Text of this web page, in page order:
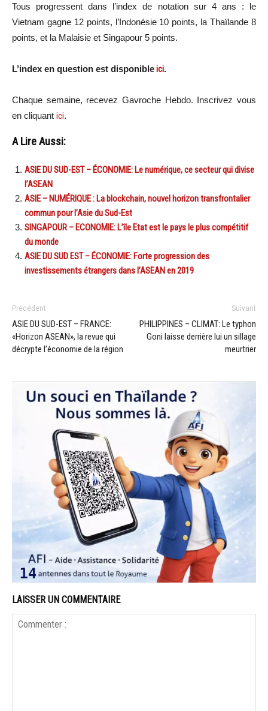
Tous progressent dans l’index de notation sur 4 ans : le
Vietnam gagne 12 points, l’Indonésie 10 points, la Thaïlande 8
points, et la Malaisie et Singapour 5 points.
L’index en question est disponibleici.
Chaque semaine, recevez Gavroche Hebdo. Inscrivez vous
en cliquant ici.
A Lire Aussi:
ASIE DU SUD-EST – ÉCONOMIE: Le numérique, ce secteur qui divise
l’ASEAN
ASIE – NUMÉRIQUE : La blockchain, nouvel horizon transfrontalier
commun pour l’Asie du Sud-Est
SINGAPOUR – ECONOMIE: L’île Etat est le pays le plus compétitif
du monde
ASIE DU SUD EST – ÉCONOMIE: Forte progression des
investissements étrangers dans l’ASEAN en 2019
Précédent
ASIE DU SUD-EST – FRANCE:
«Horizon ASEAN», la revue qui
décrypte l’économie de la région
Suivant
PHILIPPINES – CLIMAT: Le typhon
Goni laisse derrière lui un sillage
meurtrier
LAISSER UN COMMENTAIRE